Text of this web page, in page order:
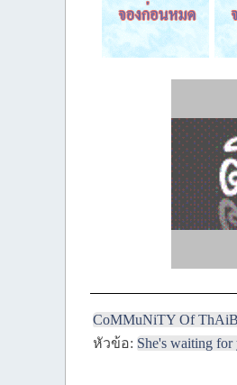
CoMMuNiTY Of
หัวข้อ: She's waiting for